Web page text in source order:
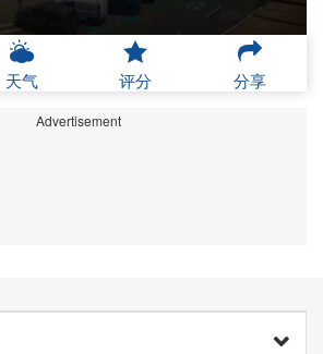
天气 评分 分享
Advertisement